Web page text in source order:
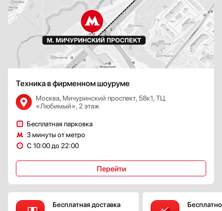
Техника в фирменном шоуруме
Москва, Мичуринский проспект, 58к1, ТЦ
«Любимый», 2 этаж
Бесплатная парковка
3 минуты от метро
С 10:00 до 22:00
Перейти
Бесплатная доставка